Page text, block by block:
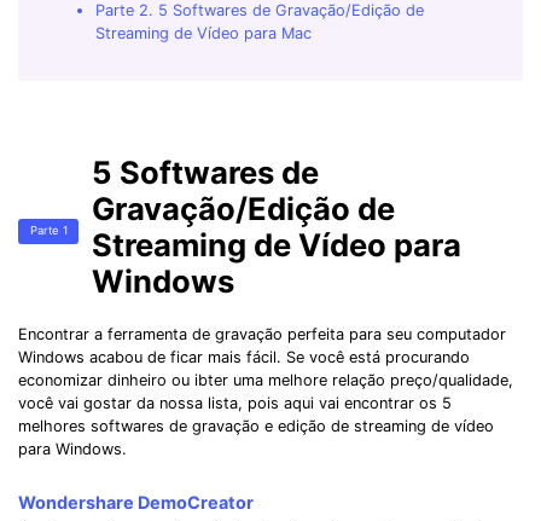
Parte 2. 5 Softwares de Gravação/Edição de
Streaming de Vídeo para Mac
Parte 1
5 Softwares de
Gravação/Edição de
Streaming de Vídeo para
Windows
Encontrar a ferramenta de gravação perfeita para seu computador
Windows acabou de ficar mais fácil. Se você está procurando
economizar dinheiro ou ibter uma melhore relação preço/qualidade,
você vai gostar da nossa lista, pois aqui vai encontrar os 5
melhores softwares de gravação e edição de streaming de vídeo
para Windows.
Wondershare DemoCreator